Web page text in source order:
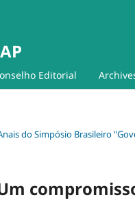
Editorial
do Simpósio Brasileiro